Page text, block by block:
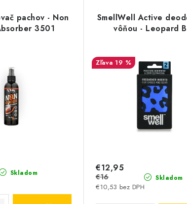
pachov - Non
3501
Skladom
SmellWell Active
vôňou - Leopard
19 %
Skladom
€10,53 bez DPH
€12,95
€16